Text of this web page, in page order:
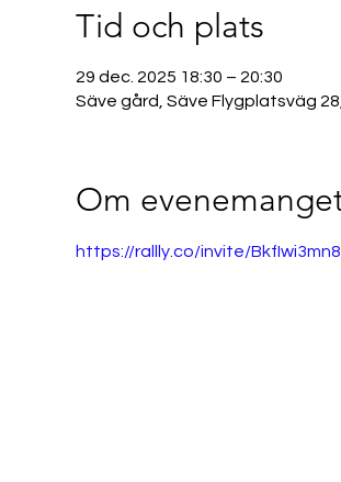
Tid och plats
29 dec. 2025 18:30 – 20:30
Säve gård, Säve Flygplatsväg
Om
https://rallly.co/invite/